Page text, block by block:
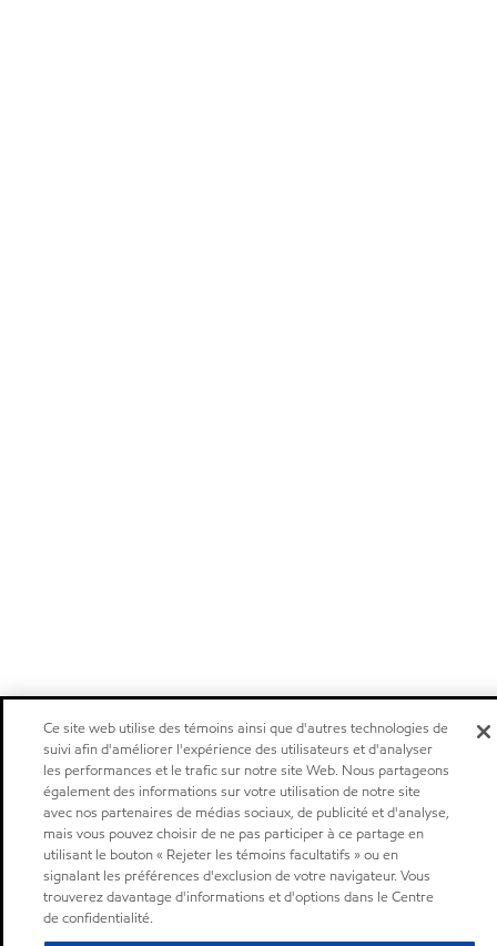
Ce site web utilise des témoins ainsi que d'autres technologies de
suivi afin d'améliorer l'expérience des utilisateurs et d'analyser
les performances et le trafic sur notre site Web. Nous partageons
également des informations sur votre utilisation de notre site
avec nos partenaires de médias sociaux, de publicité et d'analyse,
mais vous pouvez choisir de ne pas participer à ce partage en
utilisant le bouton « Rejeter les témoins facultatifs » ou en
signalant les préférences d'exclusion de votre navigateur. Vous
trouverez davantage d'informations et d'options dans le Centre
de confidentialité.